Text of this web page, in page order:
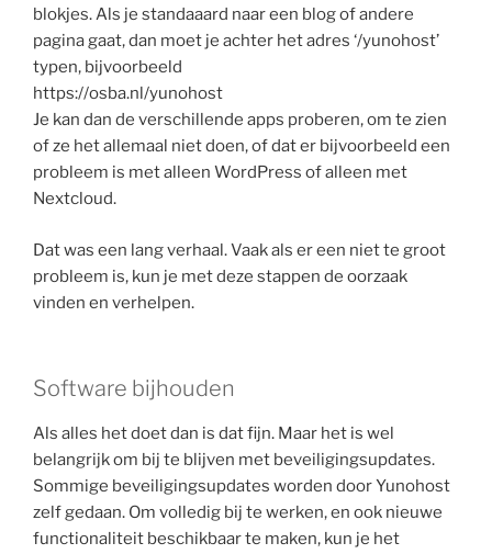
blokjes. Als je standaaard naar een blog of andere
pagina gaat, dan moet je achter het adres ‘/yunohost’
typen, bijvoorbeeld
https://osba.nl/yunohost
Je kan dan de verschillende apps proberen, om te zien
of ze het allemaal niet doen, of dat er bijvoorbeeld een
probleem is met alleen WordPress of alleen met
Nextcloud.
Dat was een lang verhaal. Vaak als er een niet te groot
probleem is, kun je met deze stappen de oorzaak
vinden en verhelpen.
Software bijhouden
Als alles het doet dan is dat fijn. Maar het is wel
belangrijk om bij te blijven met beveiligingsupdates.
Sommige beveiligingsupdates worden door Yunohost
zelf gedaan. Om volledig bij te werken, en ook nieuwe
functionaliteit beschikbaar te maken, kun je het